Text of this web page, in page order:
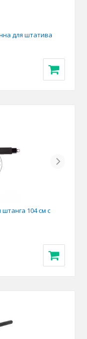
для штатива
Next
104 см с